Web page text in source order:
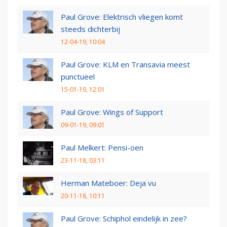
Paul Grove: Elektrisch vliegen komt
steeds dichterbij
12-04-19, 10:04
Paul Grove: KLM en Transavia meest
punctueel
15-01-19, 12:01
Paul Grove: Wings of Support
09-01-19, 09:01
Paul Melkert: Pensi-oen
23-11-18, 03:11
Herman Mateboer: Deja vu
20-11-18, 10:11
Paul Grove: Schiphol eindelijk in zee?